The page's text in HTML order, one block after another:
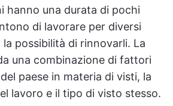
hanno una durata di pochi
di lavorare per diversi
possibilità di rinnovarli. La
una combinazione di fattori
paese in materia di visti, la
lavoro e il tipo di visto stesso.